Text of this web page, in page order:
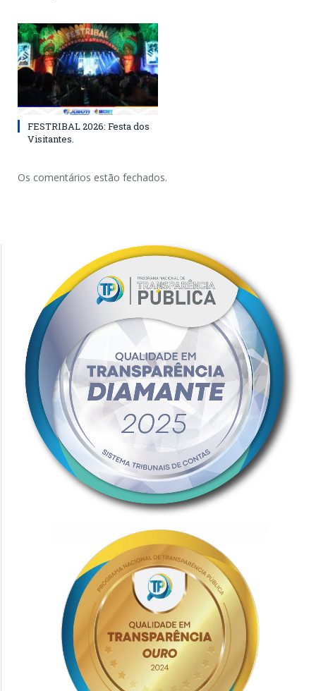
FESTRIBAL 2026: Festa dos
Visitantes.
Os comentários estão fechados.